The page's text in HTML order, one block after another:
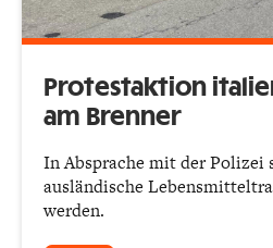
Protestaktion
am Brenner
In Absprache mit der Polizei
ausländische
werden.